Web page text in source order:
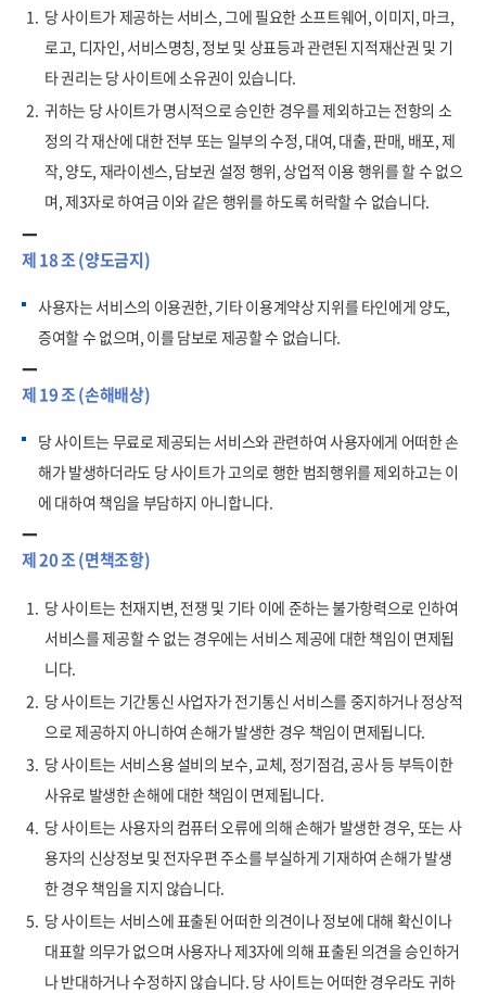
1. 당 사이트가 제공하는 서비스, 그에 필요한 소프트웨어, 이미지, 마크,
로고, 디자인, 서비스명칭, 정보 및 상표등과 관련된 지적재산권 및 기
타 권리는 당 사이트에 소유권이 있습니다.
2. 귀하는 당 사이트가 명시적으로 승인한 경우를 제외하고는 전항의 소
정의 각 재산에 대한 전부 또는 일부의 수정, 대여, 대출, 판매, 배포, 제
작, 양도, 재라이센스, 담보권 설정 행위, 상업적 이용 행위를 할 수 없으
며, 제3자로 하여금 이와 같은 행위를 하도록 허락할 수 없습니다.
제 18 조 (양도금지)
사용자는 서비스의 이용권한, 기타 이용계약상 지위를 타인에게 양도,
증여할 수 없으며, 이를 담보로 제공할 수 없습니다.
제 19 조 (손해배상)
당 사이트는 무료로 제공되는 서비스와 관련하여 사용자에게 어떠한 손
해가 발생하더라도 당 사이트가 고의로 행한 범죄행위를 제외하고는 이
에 대하여 책임을 부담하지 아니합니다.
제 20 조 (면책조항)
1. 당 사이트는 천재지변, 전쟁 및 기타 이에 준하는 불가항력으로 인하여
서비스를 제공할 수 없는 경우에는 서비스 제공에 대한 책임이 면제됩
니다.
2. 당 사이트는 기간통신 사업자가 전기통신 서비스를 중지하거나 정상적
으로 제공하지 아니하여 손해가 발생한 경우 책임이 면제됩니다.
3. 당 사이트는 서비스용 설비의 보수, 교체, 정기점검, 공사 등 부득이한
사유로 발생한 손해에 대한 책임이 면제됩니다.
4. 당 사이트는 사용자의 컴퓨터 오류에 의해 손해가 발생한 경우, 또는 사
용자의 신상정보 및 전자우편 주소를 부실하게 기재하여 손해가 발생
한 경우 책임을 지지 않습니다.
5. 당 사이트는 서비스에 표출된 어떠한 의견이나 정보에 대해 확신이나
대표할 의무가 없으며 사용자나 제3자에 의해 표출된 의견을 승인하거
나 반대하거나 수정하지 않습니다. 당 사이트는 어떠한 경우라도 귀하